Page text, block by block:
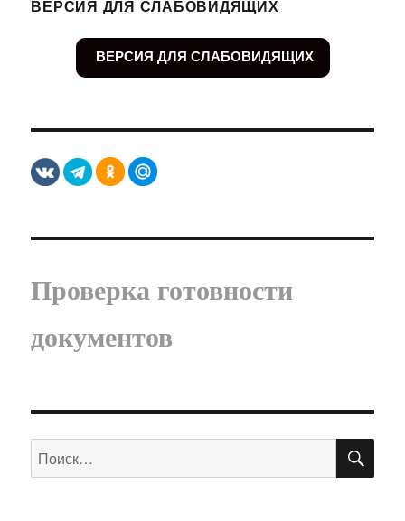
ВЕРСИЯ ДЛЯ СЛАБОВИДЯЩИХ
ВЕРСИЯ ДЛЯ СЛАБОВИДЯЩИХ
Проверка готовности
документов
Искать: